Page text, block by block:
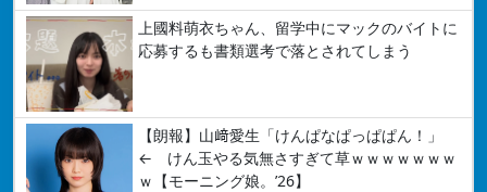
上國料萌衣ちゃん、留学中にマックのバイトに
応募するも書類選考で落とされてしまう
【朗報】山﨑愛生「けんぱなぱっぱぱん！」
← けん玉やる気無さすぎて草ｗｗｗｗｗｗｗ
ｗ【モーニング娘。’26】